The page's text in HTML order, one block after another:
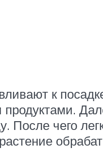
к
После чего